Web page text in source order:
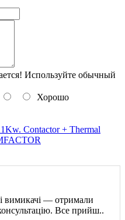
Используйте обычный
Хорошо
Contactor + Thermal
вимикачі — отримали
Все прийш..